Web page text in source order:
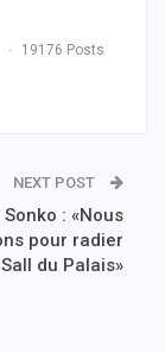
19176 Posts
NEXT POST
: «Nous
pour radier
du Palais»